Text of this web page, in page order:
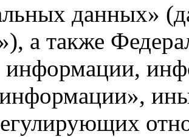
данных»
а также